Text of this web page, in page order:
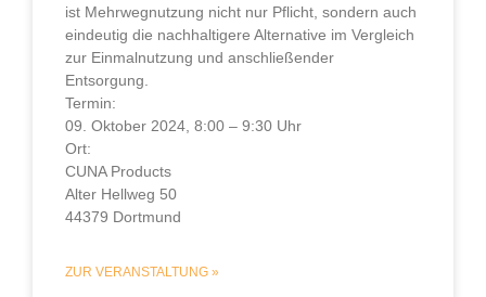
ist Mehrwegnutzung nicht nur Pflicht, sondern auch
eindeutig die nachhaltigere Alternative im Vergleich
zur Einmalnutzung und anschließender
Entsorgung.
Termin:
09. Oktober 2024, 8:00 – 9:30 Uhr
Ort:
CUNA Products
Alter Hellweg 50
44379 Dortmund
ZUR VERANSTALTUNG »